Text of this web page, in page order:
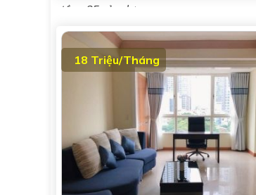
tầng 25 của dự..
18 Triệu/Tháng